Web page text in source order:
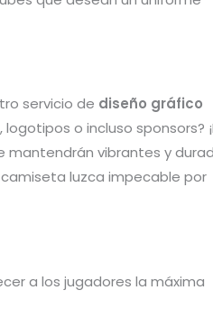
servicio de diseño gráfico
o incluso sponsors?
mantendrán vibrantes y
luzca impecable por
a los jugadores la máxima